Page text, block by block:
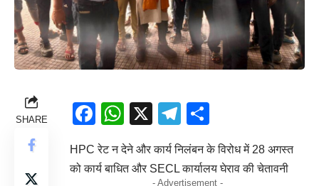
SHARE Facebook
WhatsApp
X Telegram
HPC रेट न देने और कार्य निलंबन के विरोध में 28 अगस्त
को कार्य बाधित और SECL कार्यालय घेराव की चेतावनी
- Advertisement -